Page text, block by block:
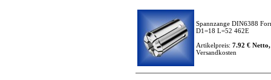
Spannzange DIN6388
D1=18 L=52 462E
Artikelpreis: 7.92 €
Versandkosten